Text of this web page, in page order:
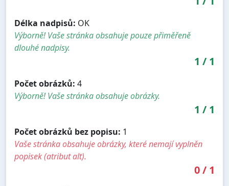
Délka nadpisů: OK
Výborně! Vaše stránka obsahuje pouze přiměřeně
dlouhé nadpisy.
1 / 1
Počet obrázků: 4
Výborně! Vaše stránka obsahuje obrázky.
1 / 1
Počet obrázků bez popisu: 1
Vaše stránka obsahuje obrázky, které nemají vyplněn
popisek (atribut alt).
0/ 1